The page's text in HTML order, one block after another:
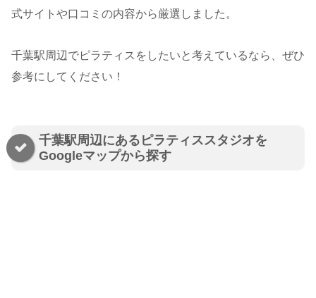
式サイトや口コミの内容から厳選しました。
千葉駅周辺でピラティスをしたいと考えているなら、ぜひ
参考にしてください！
千葉駅周辺にあるピラティススタジオを
Googleマップから探す